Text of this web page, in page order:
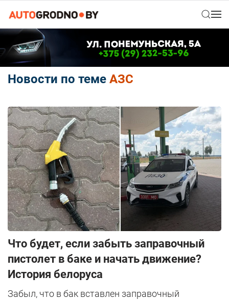
Новости по теме АЗС
Что будет, если забыть заправочный
пистолет в баке и начать движение?
История белоруса
Забыл, что в бак вставлен заправочный